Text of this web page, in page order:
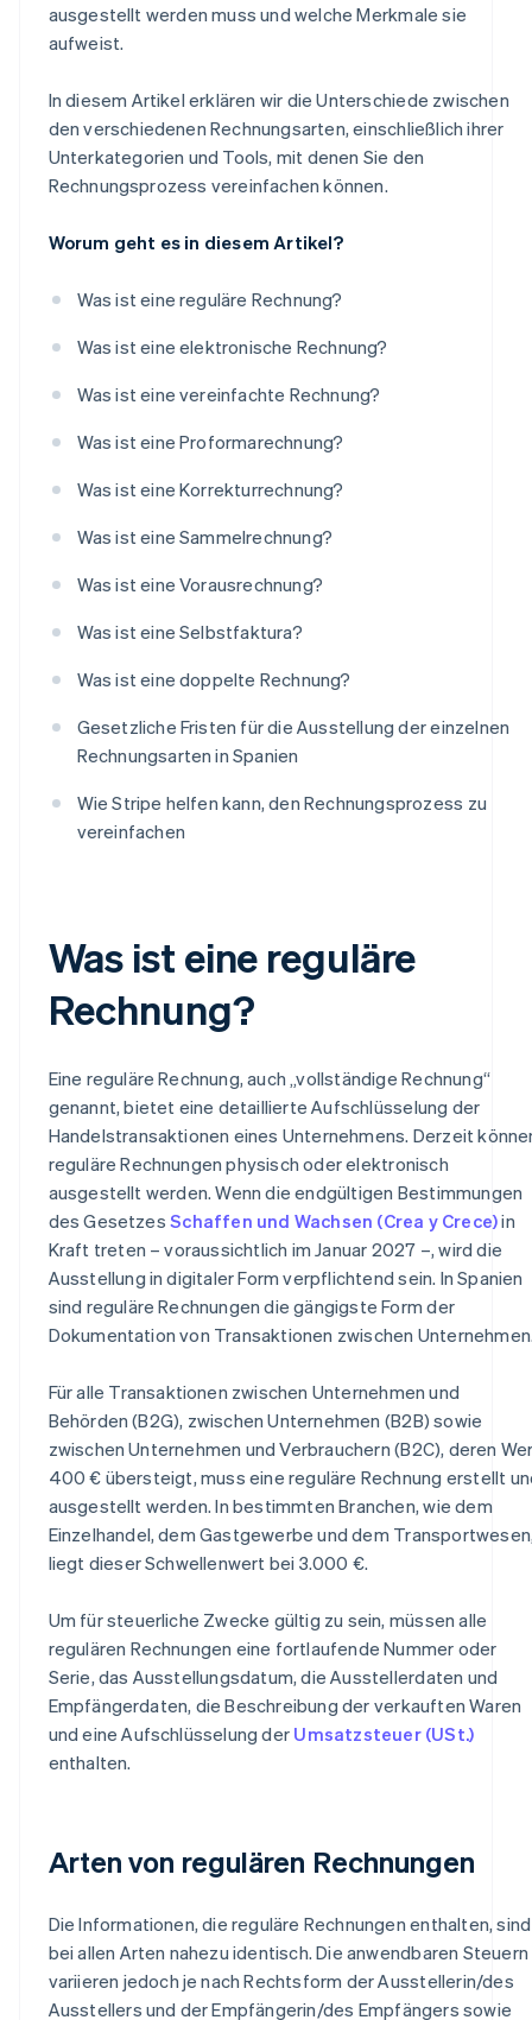
ausgestellt werden muss und welche Merkmale sie
aufweist.
In diesem Artikel erklären wir die Unterschiede zwischen
den verschiedenen Rechnungsarten, einschließlich ihrer
Unterkategorien und Tools, mit denen Sie den
Rechnungsprozess vereinfachen können.
Worum geht es in diesem Artikel?
Was ist eine reguläre Rechnung?
Was ist eine elektronische Rechnung?
Was ist eine vereinfachte Rechnung?
Was ist eine Proformarechnung?
Was ist eine Korrekturrechnung?
Was ist eine Sammelrechnung?
Was ist eine Vorausrechnung?
Was ist eine Selbstfaktura?
Was ist eine doppelte Rechnung?
Gesetzliche Fristen für die Ausstellung der einzelnen
Rechnungsarten in Spanien
Wie Stripe helfen kann, den Rechnungsprozess zu
vereinfachen
Was ist eine reguläre
Rechnung?
Eine reguläre Rechnung, auch „vollständige Rechnung“
genannt, bietet eine detaillierte Aufschlüsselung der
Handelstransaktionen eines Unternehmens. Derzeit
reguläre Rechnungen physisch oder elektronisch
ausgestellt werden. Wenn die endgültigen Bestimmungen
des GesetzesSchaffen und Wachsen (Crea y Crece)in
Kraft treten – voraussichtlich im Januar 2027 –, wird die
Ausstellung in digitaler Form verpflichtend sein. In Spanien
sind reguläre Rechnungen die gängigste Form der
Dokumentation von Transaktionen zwischen
Für alle Transaktionen zwischen Unternehmen und
Behörden (B2G), zwischen Unternehmen (B2B) sowie
zwischen Unternehmen und Verbrauchern (B2C), deren
400 € übersteigt, muss eine reguläre Rechnung erstellt
ausgestellt werden. In bestimmten Branchen, wie dem
Einzelhandel, dem Gastgewerbe und dem
liegt dieser Schwellenwert bei 3.000 €.
Um für steuerliche Zwecke gültig zu sein, müssen alle
regulären Rechnungen eine fortlaufende Nummer oder
Serie, das Ausstellungsdatum, die Ausstellerdaten und
Empfängerdaten, die Beschreibung der verkauften Waren
und eine Aufschlüsselung der Umsatzsteuer (USt.)
enthalten.
Arten von regulären Rechnungen
Die Informationen, die reguläre Rechnungen enthalten, sind
bei allen Arten nahezu identisch. Die anwendbaren Steuern
variieren jedoch je nach Rechtsform der Ausstellerin/des
Ausstellers und der Empfängerin/des Empfängers sowie